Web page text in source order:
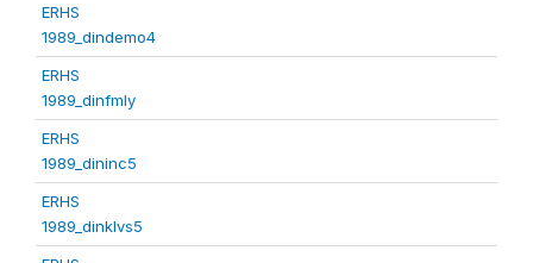
ERHS
1989_dindemo4
ERHS
1989_dinfmly
ERHS
1989_dininc5
ERHS
1989_dinklvs5